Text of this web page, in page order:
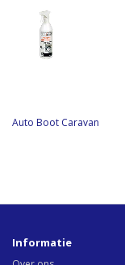
Auto Boot Caravan
Informatie